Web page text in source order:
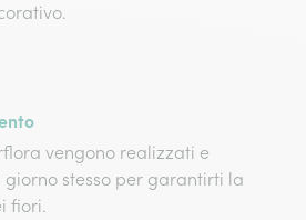
vengono realizzati e
giorno stesso per garantirti la
fiori.